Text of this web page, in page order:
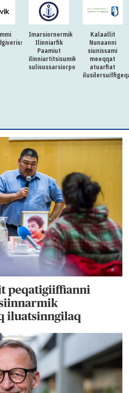
Imarsiornermik
Ilinniarfik
Paamiut
ilinniartitsisumik
sulisussarsiorpoq
Kalaallit
Nunaanni
siunissami
meeqqat
atuarfiat
peqatigiiffianni
iluatsinngilaq